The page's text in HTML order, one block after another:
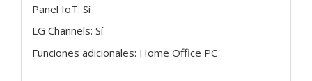
Panel IoT: Sí
LG Channels: Sí
Funciones adicionales: Home Office PC